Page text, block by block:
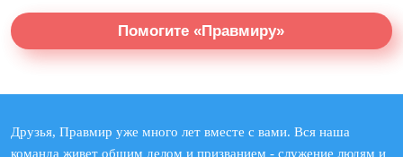
Помогите «Правмиру»
Друзья, Правмир уже много лет вместе с вами. Вся наша
команда живет общим делом и призванием - служение людям и